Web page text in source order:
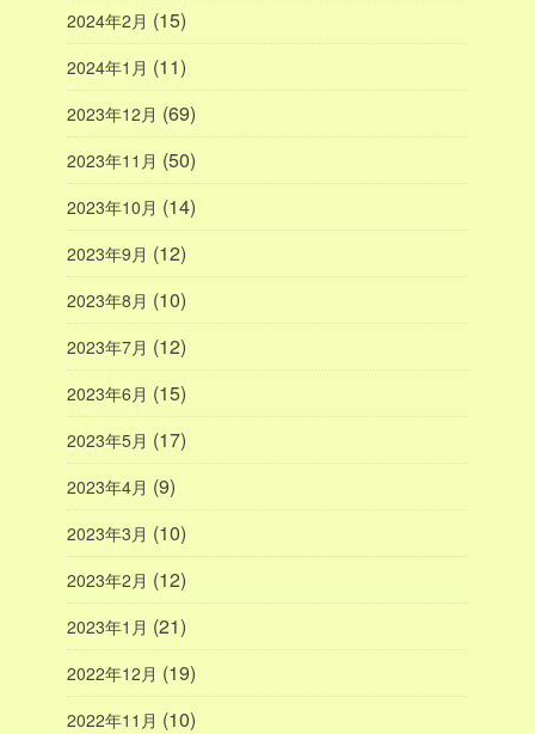
2024年2月 (15)
2024年1月 (11)
2023年12月 (69)
2023年11月 (50)
2023年10月 (14)
2023年9月 (12)
2023年8月 (10)
2023年7月 (12)
2023年6月 (15)
2023年5月 (17)
2023年4月 (9)
2023年3月 (10)
2023年2月 (12)
2023年1月 (21)
2022年12月 (19)
2022年11月 (10)